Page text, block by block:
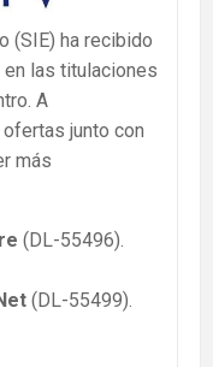
(SIE) ha recibido
las titulaciones
A
junto con
más
(DL-55496).
(DL-55499).